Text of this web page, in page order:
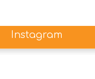
Instagram